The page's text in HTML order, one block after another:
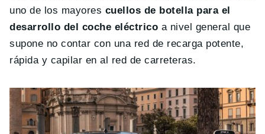
uno de los mayores cuellos de botella para el
desarrollo del coche eléctrico a nivel general que
supone no contar con una red de recarga potente,
rápida y capilar en al red de carreteras.